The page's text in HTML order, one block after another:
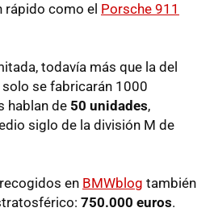
rápido como el Porsche 911
todavía más que la del
solo se fabricarán 1000
hablan de 50 unidades,
siglo de la división M de
en BMWblog también
750.000 euros.